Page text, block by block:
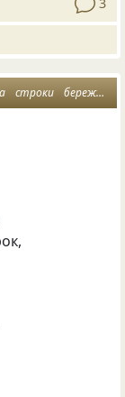
строки бережное отношение